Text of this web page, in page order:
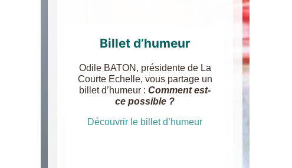
Billet d’humeur
Odile BATON, présidente de La
Courte Echelle, vous partage un
billet d’humeur :Comment est-
ce possible ?
Découvrir le billet d’humeur